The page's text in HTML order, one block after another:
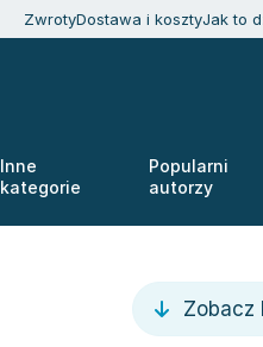
ZwrotyDostawa i kosztyJak to
Inne
kategorie
Popularni
autorzy
Zobacz